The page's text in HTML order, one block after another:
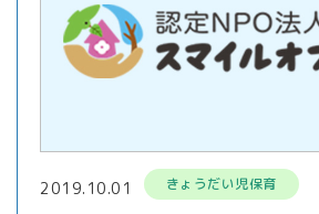
2019.10.01 きょうだい児保育